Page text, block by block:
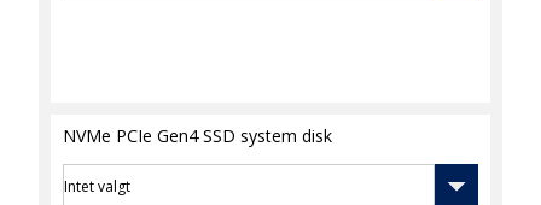
NVMe PCIe Gen4 SSD system disk